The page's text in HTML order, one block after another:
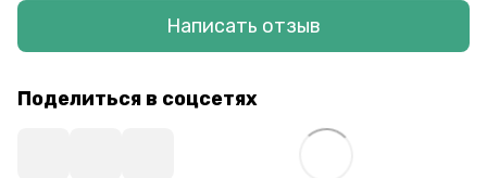
Написать отзыв
Поделиться в соцсетях